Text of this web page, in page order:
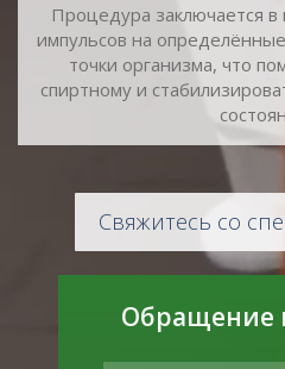
Процедура заключается
импульсов на
точки организма, что
спиртному и
Свяжитесь со
Обращение